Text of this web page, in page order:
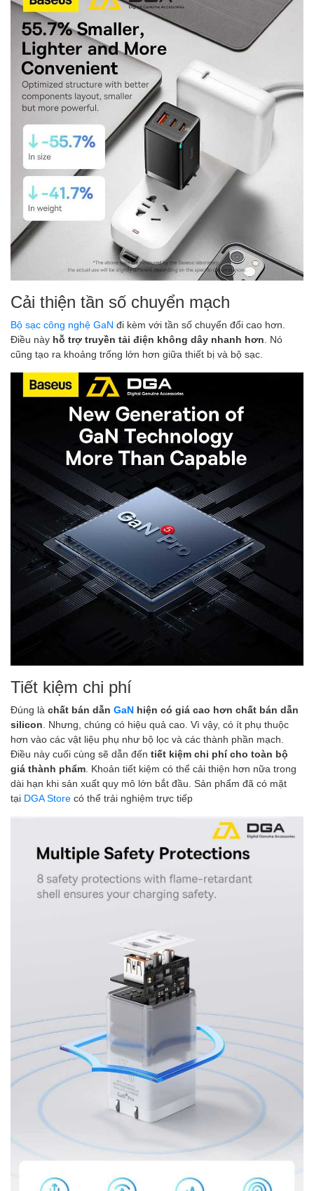
Cải thiện tần số chuyển mạch
Bộ sạc công nghệ GaN đi kèm với tần số chuyển đổi cao hơn.
Điều này hỗ trợ truyền tải điện không dây nhanh hơn. Nó
cũng tạo ra khoảng trống lớn hơn giữa thiết bị và bộ sạc.
Tiết kiệm chi phí
Đúng là chất bán dẫn GaN hiện có giá cao hơn chất bán dẫn
silicon. Nhưng, chúng có hiệu quả cao. Vì vậy, có ít phụ thuộc
hơn vào các vật liệu phụ như bộ lọc và các thành phần mạch.
Điều này cuối cùng sẽ dẫn đến tiết kiệm chi phí cho toàn bộ
giá thành phẩm. Khoản tiết kiệm có thể cải thiện hơn nữa trong
dài hạn khi sản xuất quy mô lớn bắt đầu. Sản phẩm đã có mặt
tại DGA Store có thể trải nghiệm trực tiếp